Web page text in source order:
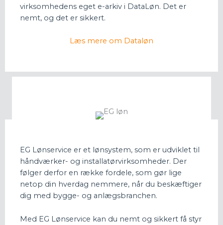
virksomhedens eget e-arkiv i DataLøn. Det er
nemt, og det er sikkert.
Læs mere om Dataløn
EG Lønservice er et lønsystem, som er udviklet til
håndværker- og installatørvirksomheder. Der
følger derfor en række fordele, som gør lige
netop din hverdag nemmere, når du beskæftiger
dig med bygge- og anlægsbranchen.
Med EG Lønservice kan du nemt og sikkert få styr